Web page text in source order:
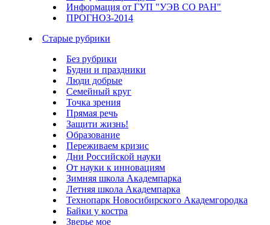
Информация от ГУП "УЭВ СО РАН"
ПРОГНОЗ-2014
Старые рубрики
Без рубрики
Будни и праздники
Люди добрые
Семейный круг
Точка зрения
Прямая речь
Защити жизнь!
Образование
Переживаем кризис
Дни Российской науки
От науки к инновациям
Зимняя школа Академпарка
Летняя школа Академпарка
Технопарк Новосибирского Академгородка
Байки у костра
Зверье мое